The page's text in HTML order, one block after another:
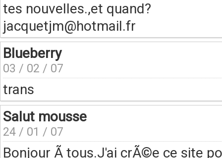
tes nouvelles.,et quand?
jacquetjm@hotmail.fr
Blueberry
03 / 02 / 07
trans
Salut mousse
24 / 01 / 07
Bonjour Ã tous.J'ai crÃ©e ce site